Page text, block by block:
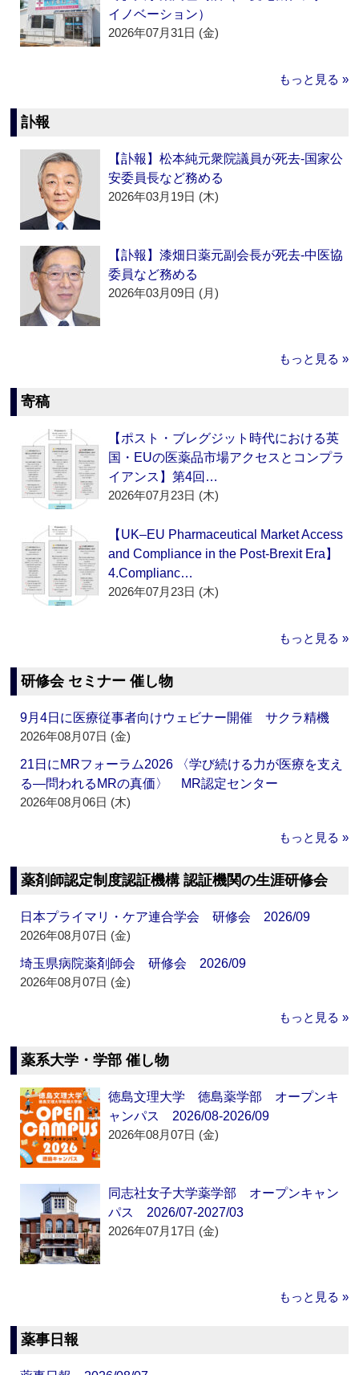
イノベーション）
2026年07月31日 (金)
もっと見る »
訃報
【訃報】松本純元衆院議員が死去‐国家公
安委員長など務める
2026年03月19日 (木)
【訃報】漆畑日薬元副会長が死去‐中医協
委員など務める
2026年03月09日 (月)
もっと見る »
寄稿
【ポスト・ブレグジット時代における英
国・EUの医薬品市場アクセスとコンプラ
イアンス】第4回…
2026年07月23日 (木)
【UK–EU Pharmaceutical Market Access
and Compliance in the Post-Brexit Era】
4.Complianc…
2026年07月23日 (木)
もっと見る »
研修会 セミナー 催し物
9月4日に医療従事者向けウェビナー開催 サクラ精機
2026年08月07日 (金)
21日にMRフォーラム2026 〈学び続ける力が医療を支え
る―問われるMRの真価〉 MR認定センター
2026年08月06日 (木)
もっと見る »
薬剤師認定制度認証機構 認証機関の生涯研修会
日本プライマリ・ケア連合学会 研修会 2026/09
2026年08月07日 (金)
埼玉県病院薬剤師会 研修会 2026/09
2026年08月07日 (金)
もっと見る »
薬系大学・学部 催し物
徳島文理大学 徳島薬学部 オープンキ
ャンパス 2026/08-2026/09
2026年08月07日 (金)
同志社女子大学薬学部 オープンキャン
パス 2026/07-2027/03
2026年07月17日 (金)
もっと見る »
薬事日報